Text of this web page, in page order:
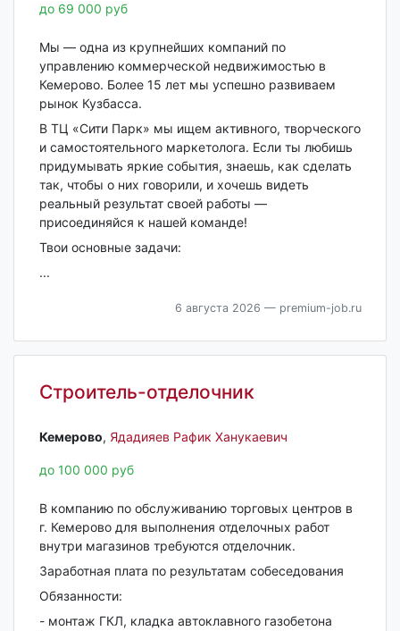
до 69 000 руб
Мы — одна из крупнейших компаний по
управлению коммерческой недвижимостью в
Кемерово. Более 15 лет мы успешно развиваем
рынок Кузбасса.
В ТЦ «Сити Парк» мы ищем активного, творческого
и самостоятельного маркетолога. Если ты любишь
придумывать яркие события, знаешь, как сделать
так, чтобы о них говорили, и хочешь видеть
реальный результат своей работы —
присоединяйся к нашей команде!
Твои основные задачи:
...
6 августа 2026 — premium-job.ru
Строитель-отделочник
Кемерово‎, Ядадияев Рафик Ханукаевич
до 100 000 руб
В компанию по обслуживанию торговых центров в
г. Кемерово для выполнения отделочных работ
внутри магазинов требуются отделочник.
Заработная плата по результатам собеседования
Обязанности:
- монтаж ГКЛ, кладка автоклавного газобетона